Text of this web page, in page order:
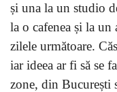
și una la un studio
la o cafenea și la
zilele următoare.
iar ideea ar fi să se
zone, din București